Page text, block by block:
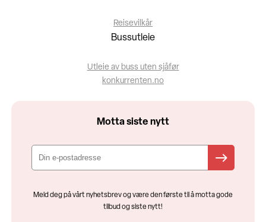
Reisevilkår
Bussutleie
Utleie av buss uten sjåfør
konkurrenten.no
Motta siste nytt
Meld deg på vårt nyhetsbrev og være den første til å motta gode
tilbud og siste nytt!